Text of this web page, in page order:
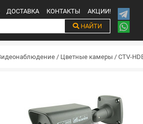
ДОСТАВКА КОНТАКТЫ
АКЦИИ!
НАЙТИ
/ Цветные камеры / CTV-